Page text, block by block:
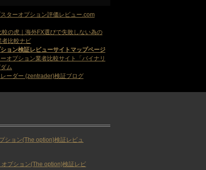
ターオプション評価レビュー.com
較の虎｜海外FX選びで失敗しない為の
者比較ナビ
ョン検証レビューサイトマップページ
オプション業者比較サイト「バイナリ
ム
ーダー (zentrader)検証ブログ
ション(The option)検証レビュ
オプション(The option)検証レビ